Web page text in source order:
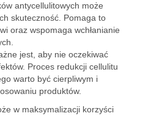
antycellulitowych może
skuteczność. Pomaga to
oraz wspomaga wchłanianie
jest, aby nie oczekiwać
Proces redukcji cellulitu
warto być cierpliwym i
produktów.
w maksymalizacji korzyści